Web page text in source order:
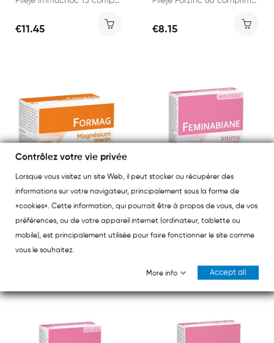
€11.45 €8.15
PILEJE
Pileje Magnésium Marin 90 comprimés
PILEJE
Pileje Feminabiane Intima Confort Intime 20...
Contrôlez votre vie privée
Lorsque vous visitez un site Web, il peut stocker ou récupérer des
informations sur votre navigateur, principalement sous la forme de
«cookies». Cette information, qui pourrait être à propos de vous, de vos
préférences, ou de votre appareil internet (ordinateur, tablette ou
mobile), est principalement utilisée pour faire fonctionner le site comme
vous le souhaitez.
More info Accept all